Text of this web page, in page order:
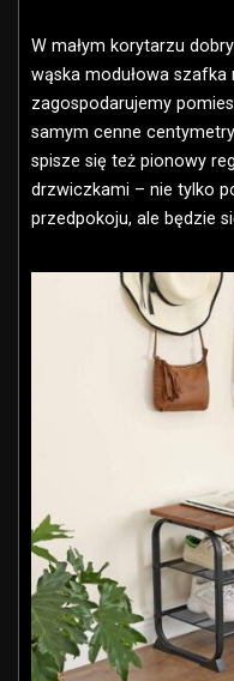
W małym korytarzu
wąska modułowa szafka
zagospodarujemy
samym cenne
spisze się też pionowy
drzwiczkami – nie tylko
przedpokoju, ale będzie